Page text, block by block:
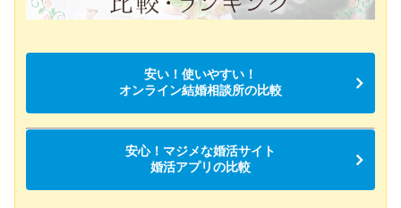
安い！使いやすい！
オンライン結婚相談所の比較
安心！マジメな婚活サイト
婚活アプリの比較